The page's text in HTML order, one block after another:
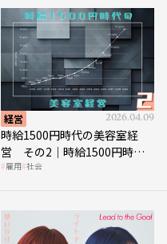
経営 2026.04.09
時給1500円時代の美容室経
営 その2｜時給1500円時代
に支払う給与はいくらなのか
雇用 社会